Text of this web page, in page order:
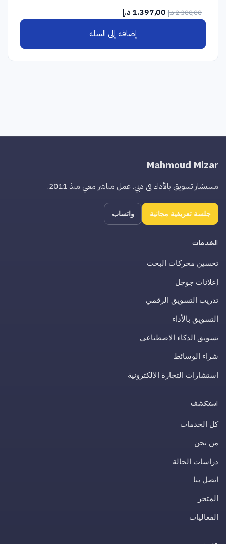
2.300,00د.إ السعر
1.397,00 د.إ
هو:
إضافة إلى السلة
Mahmoud Mizar
مستشار تسويق بالأداء في دبي. عمل مباشر معي منذ 2011.
جلسة تعريفية مجانية واتساب
الخدمات
تحسين محركات البحث
إعلانات جوجل
تدريب التسويق الرقمي
التسويق بالأداء
تسويق الذكاء الاصطناعي
شراء الوسائط
استشارات التجارة الإلكترونية
استكشف
كل الخدمات
من نحن
دراسات الحالة
اتصل بنا
المتجر
الفعاليات